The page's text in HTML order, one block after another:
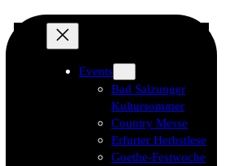
Events
Bad Salzunger
Kultursommer
Country Messe
Erfurter Herbstlese
Goethe-Festwoche